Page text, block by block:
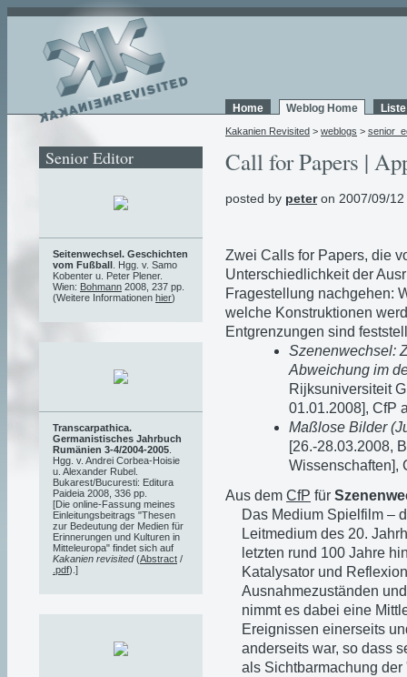
Home Weblog Home
Kakanien Revisited > weblogs >
Call for Papers |
posted by peteron 2007/09/12
Zwei Calls for Papers, die
Unterschiedlichkeit der
Fragestellung nachgehen:
welche Konstruktionen
Entgrenzungen sind
Szenenwechsel:
Abweichung im
Rijksuniversiteit
01.01.2008], CfP
Maßlose Bilder
[26.-28.03.2008,
Wissenschaften],
Aus dem CfP für
Das Medium Spielfilm –
Leitmedium des 20.
letzten rund 100 Jahre
Katalysator und
Ausnahmezuständen
nimmt es dabei eine
Ereignissen einerseits
anderseits war, so dass
als Sichtbarmachung
Senior Editor
Seitenwechsel. Geschichten
vom Fußball . Hgg. v. Samo
Kobenter u. Peter Plener.
Wien: Bohmann 2008, 237 pp.
(Weitere Informationen hier)
Transcarpathica.
Germanistisches Jahrbuch
Rumänien 3-4/2004-2005
Hgg. v. Andrei Corbea-Hoisie
u. Alexander Rubel.
Bukarest/Bucuresti: Editura
Paideia 2008, 336 pp.
[Die online-Fassung meines
Einleitungsbeitrags "Thesen
zur Bedeutung der Medien für
Erinnerungen und Kulturen in
Mitteleuropa" findet sich auf
Kakanien revisited(Abstract /
.pdf).]